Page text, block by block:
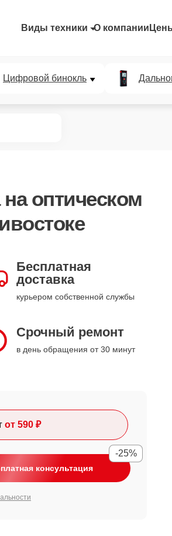
Виды техники О компании
Цифровой бинокль
на оптическом
Бесплатная
доставка
курьером собственной службы
Срочный ремонт
в день обращения от 30 минут
от 590 ₽
консультация
-25%